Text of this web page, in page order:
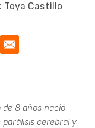
Toya Castillo
8 años nació
cerebral y